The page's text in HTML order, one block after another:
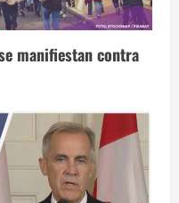
manifiestan contra